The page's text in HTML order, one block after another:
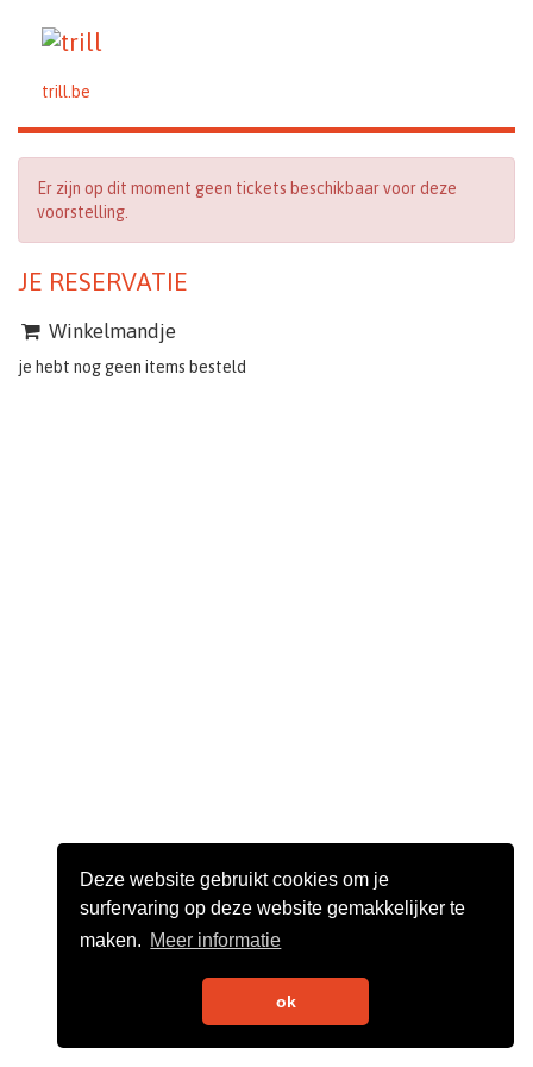
Deze website gebruikt cookies om je
surfervaring op deze website gemakkelijker te
maken. Meer informatie
ok
trill.be
Er zijn op dit moment geen tickets beschikbaar voor deze
voorstelling.
JE RESERVATIE
Winkelmandje
je hebt nog geen items besteld